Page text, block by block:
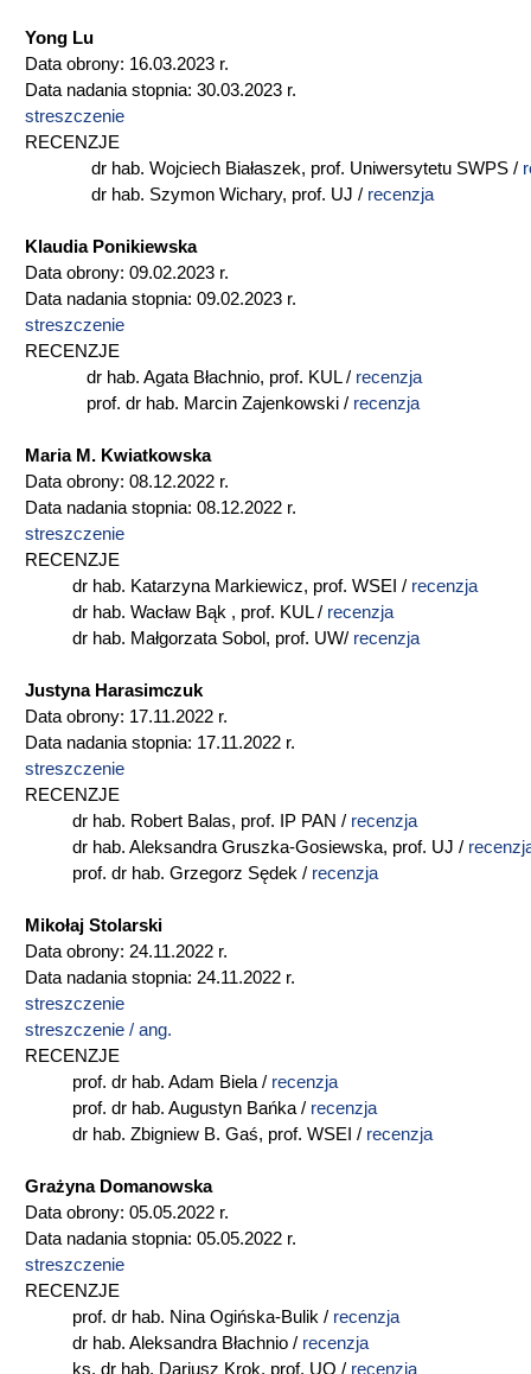
Yong Lu
Data obrony: 16.03.2023 r.
Data nadania stopnia: 30.03.2023 r.
streszczenie
RECENZJE
dr hab. Wojciech Białaszek, prof. Uniwersytetu SWPS /
dr hab. Szymon Wichary, prof. UJ / recenzja
Klaudia Ponikiewska
Data obrony: 09.02.2023 r.
Data nadania stopnia: 09.02.2023 r.
streszczenie
RECENZJE
dr hab. Agata Błachnio, prof. KUL / recenzja
prof. dr hab. Marcin Zajenkowski / recenzja
Maria M. Kwiatkowska
Data obrony: 08.12.2022 r.
Data nadania stopnia: 08.12.2022 r.
streszczenie
RECENZJE
dr hab. Katarzyna Markiewicz, prof. WSEI / recenzja
dr hab. Wacław Bąk , prof. KUL / recenzja
dr hab. Małgorzata Sobol, prof. UW/ recenzja
Justyna Harasimczuk
Data obrony: 17.11.2022 r.
Data nadania stopnia: 17.11.2022 r.
streszczenie
RECENZJE
dr hab. Robert Balas, prof. IP PAN / recenzja
dr hab. Aleksandra Gruszka-Gosiewska, prof. UJ /
prof. dr hab. Grzegorz Sędek / recenzja
Mikołaj Stolarski
Data obrony: 24.11.2022 r.
Data nadania stopnia: 24.11.2022 r.
streszczenie
streszczenie / ang.
RECENZJE
prof. dr hab. Adam Biela / recenzja
prof. dr hab. Augustyn Bańka / recenzja
dr hab. Zbigniew B. Gaś, prof. WSEI / recenzja
Grażyna Domanowska
Data obrony: 05.05.2022 r.
Data nadania stopnia: 05.05.2022 r.
streszczenie
RECENZJE
prof. dr hab. Nina Ogińska-Bulik / recenzja
dr hab. Aleksandra Błachnio / recenzja
ks. dr hab. Dariusz Krok, prof. UO / recenzja